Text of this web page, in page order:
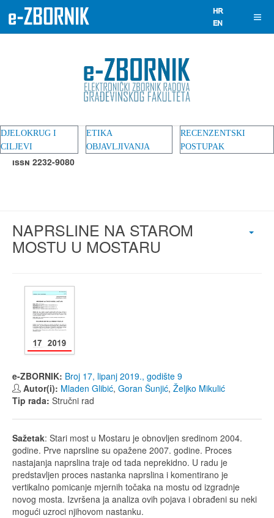
DJELOKRUG I
CILJEVI
ETIKA
OBJAVLJIVANJA
RECENZENTSKI
POSTUPAK
ISSN 2232-9080
NAPRSLINE NA STAROM
MOSTU U MOSTARU
e-ZBORNIK: Broj 17, lipanj 2019., godište 9
Autor(i): Mladen Glibić, Goran Šunjić, Željko Mikulić
Tip rada: Stručni rad
Sažetak: Stari most u Mostaru je obnovljen sredinom 2004.
godine. Prve naprsline su opažene 2007. godine. Proces
nastajanja naprslina traje od tada neprekidno. U radu je
predstavljen proces nastanka naprslina i komentirano je
vertikalno pomicanje mjernih točaka na mostu od izgradnje
novog mosta. Izvršena ja analiza ovih pojava i obrađeni su neki
mogući uzroci njihovom nastanku.